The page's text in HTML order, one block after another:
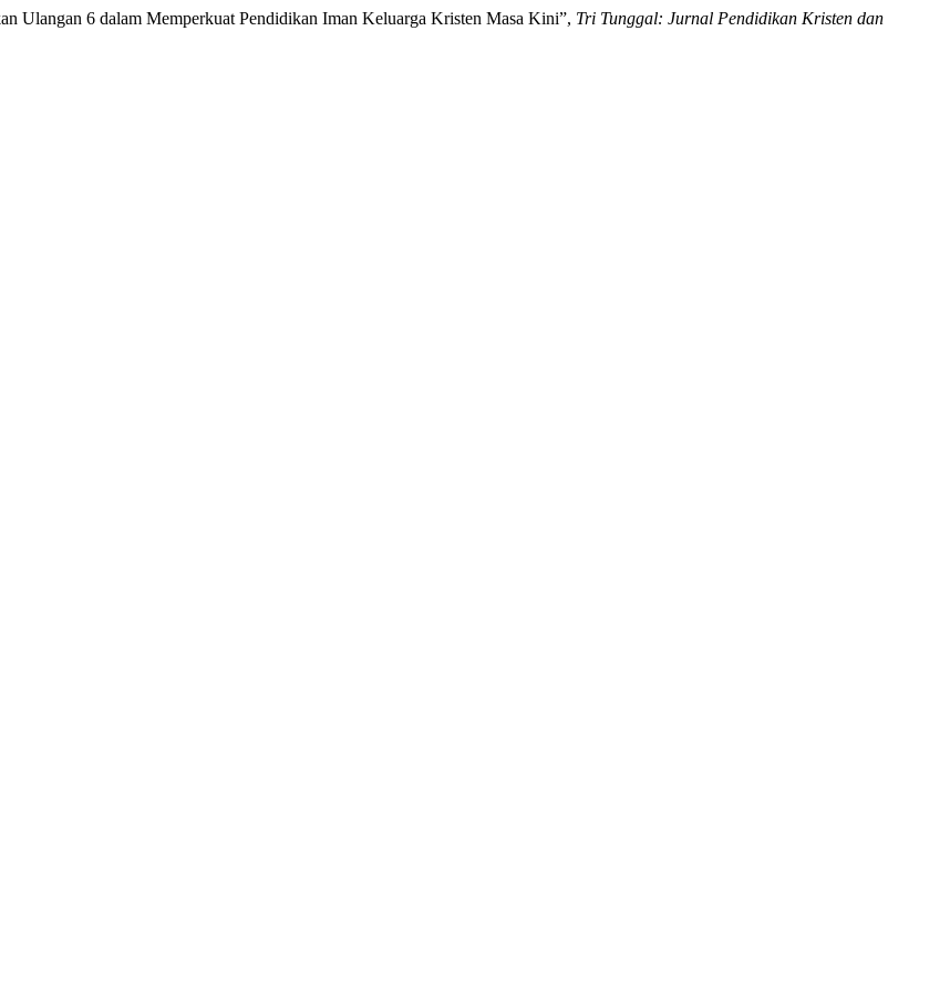
Ulangan 6 dalam Memperkuat Pendidikan Iman Keluarga Kristen Masa Kini”, Tri Tunggal: Jurnal Pendidikan Kristen dan